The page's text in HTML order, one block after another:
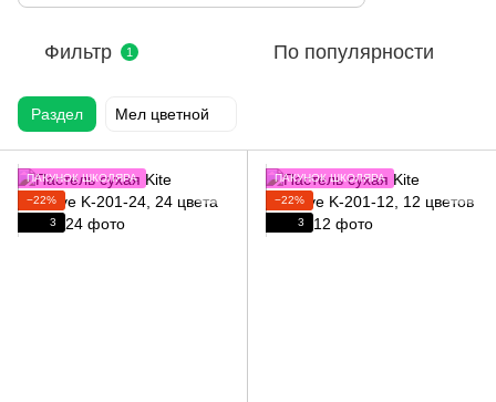
Фильтр 1 По популярности
Раздел Мел цветной
ПАКУНОК ШКОЛЯРА
−22%
3
ПАКУНОК ШКОЛЯРА
−22%
3